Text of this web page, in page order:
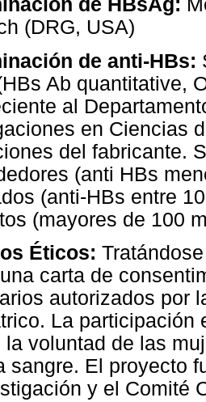
de HBsAg:
(DRG, USA)
de anti-HBs:
Ab quantitative,
al
en Ciencias
del fabricante.
(anti HBs
(anti-HBs entre
(mayores de 100
Éticos:
carta de
autorizados por
La participación
la voluntad de las
sangre. El proyecto
y el Comité